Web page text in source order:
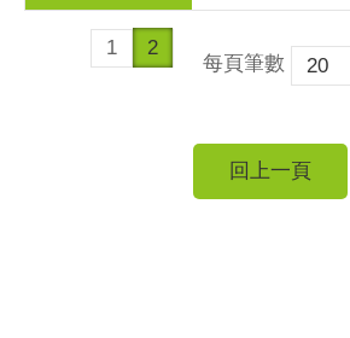
1 2
每頁筆數
回上一頁